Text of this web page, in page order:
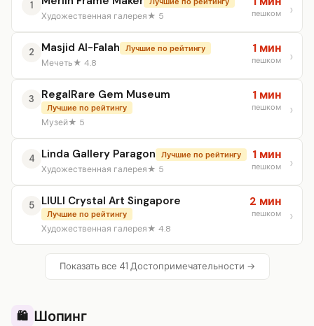
1
Художественная галерея★ 5 пешком
2 Masjid Al-Falah Лучшие по рейтингу
Мечеть★ 4.8
1 мин
пешком
3 RegalRare Gem Museum
Лучшие по рейтингу
Музей★ 5
1 мин
пешком
4 Linda Gallery Paragon Лучшие по рейтингу
Художественная галерея★ 5
1 мин
пешком
5 LIULI Crystal Art Singapore
Лучшие по рейтингу
Художественная галерея★ 4.8
2 мин
пешком
Показать все 41 Достопримечательности →
🛍️ Шопинг